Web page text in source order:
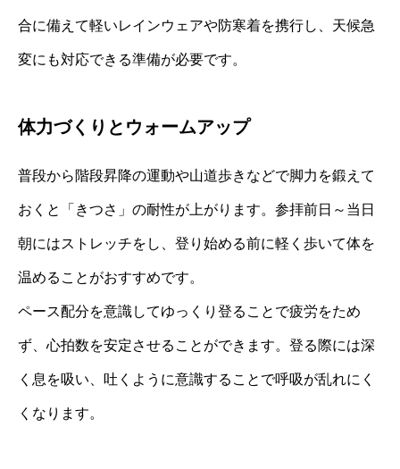
合に備えて軽いレインウェアや防寒着を携行し、天候急
変にも対応できる準備が必要です。
体力づくりとウォームアップ
普段から階段昇降の運動や山道歩きなどで脚力を鍛えて
おくと「きつさ」の耐性が上がります。参拝前日～当日
朝にはストレッチをし、登り始める前に軽く歩いて体を
温めることがおすすめです。
ペース配分を意識してゆっくり登ることで疲労をため
ず、心拍数を安定させることができます。登る際には深
く息を吸い、吐くように意識することで呼吸が乱れにく
くなります。